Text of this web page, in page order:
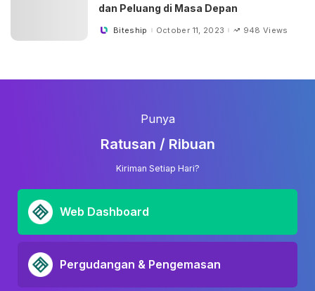
dan Peluang di Masa Depan
PostedBiteship October 11, 2023 948 Views
Punya
Ratusan / Ribuan
Kiriman Setiap Hari?
Web Dashboard
Pergudangan & Pengemasan